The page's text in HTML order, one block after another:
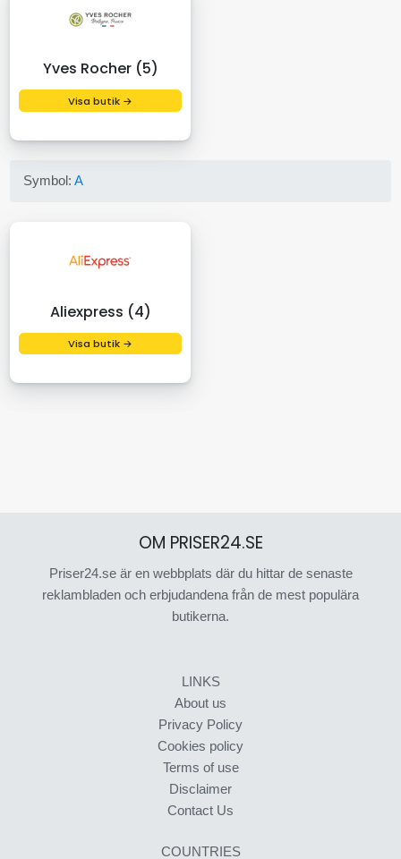
Yves Rocher (5)
Visa butik →
Symbol:A
Aliexpress (4)
Visa butik →
OM PRISER24.SE
Priser24.se är en webbplats där du hittar de senaste
reklambladen och erbjudandena från de mest populära
butikerna.
LINKS
About us
Privacy Policy
Cookies policy
Terms of use
Disclaimer
Contact Us
COUNTRIES